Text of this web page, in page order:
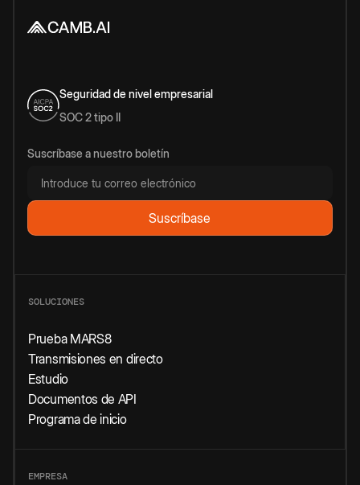
Seguridad de nivel empresarial
SOC 2 tipo II
Suscríbase a nuestro boletín
SOLUCIONES
Prueba MARS8
Transmisiones en directo
Estudio
Documentos de API
Programa de inicio
EMPRESA